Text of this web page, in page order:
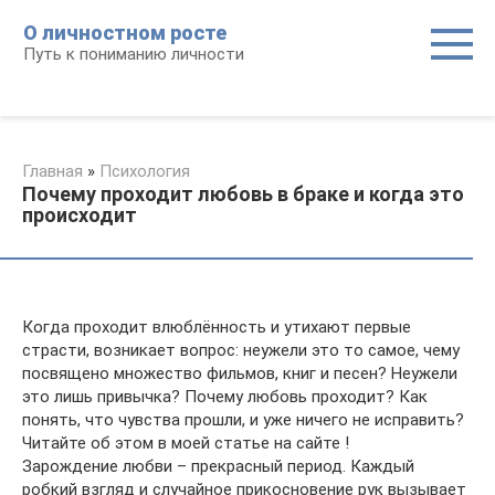
контенту
О личностном росте
Путь к пониманию личности
Главная » Психология
Почему проходит любовь в браке и когда это
происходит
Когда проходит влюблённость и утихают первые
страсти, возникает вопрос: неужели это то самое, чему
посвящено множество фильмов, книг и песен? Неужели
это лишь привычка? Почему любовь проходит? Как
понять, что чувства прошли, и уже ничего не исправить?
Читайте об этом в моей статье на сайте !
Зарождение любви – прекрасный период. Каждый
робкий взгляд и случайное прикосновение рук вызывает